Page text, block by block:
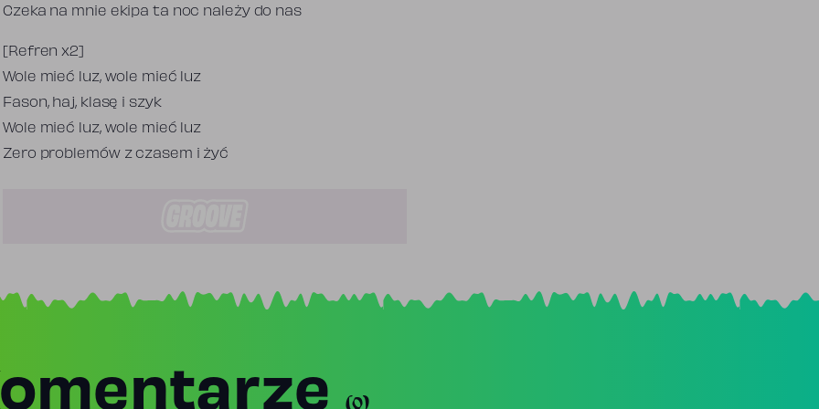
Czeka na mnie ekipa ta noc należy do nas
[Refren x2]
Wole mieć luz, wole mieć luz
Fason, haj, klasę i szyk
Wole mieć luz, wole mieć luz
Zero problemów z czasem i żyć
(0)